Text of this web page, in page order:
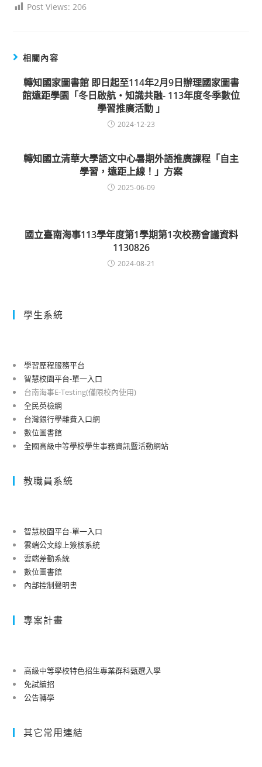
Post Views: 206
相關內容
轉知國家圖書館 即日起至114年2月9日辦理國家圖書
館遠距學園「冬日啟航‧知識共融- 113年度冬季數位
學習推廣活動 」
2024-12-23
轉知國立清華大學語文中心暑期外語推廣課程「自主
學習，遠距上線！」方案
2025-06-09
國立臺南海事113學年度第1學期第1次校務會議資料
1130826
2024-08-21
學生系統
學習歷程服務平台
智慧校園平台-單一入口
台南海事E-Testing(僅限校內使用)
全民英檢網
台灣銀行學雜費入口網
數位圖書館
全國高級中等學校學生事務資訊暨活動網站
教職員系統
智慧校園平台-單一入口
雲端公文線上簽核系統
雲端差勤系統
數位圖書館
內部控制聲明書
專案計畫
高級中等學校特色招生專業群科甄選入學
免試續招
公告轉學
其它常用連結